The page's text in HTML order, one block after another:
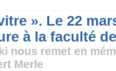
». Le 22
à la faculté
nous remet en
Merle